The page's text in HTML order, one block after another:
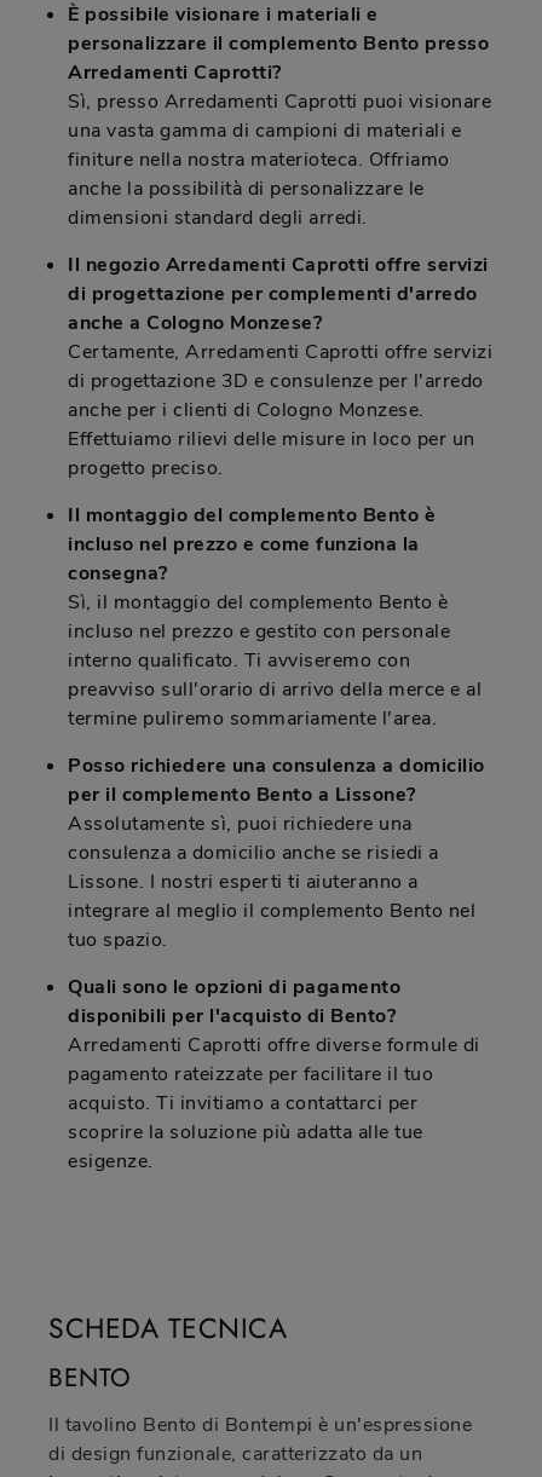
È possibile visionare i materiali e
personalizzare il complemento Bento presso
Arredamenti Caprotti?
Sì, presso Arredamenti Caprotti puoi visionare
una vasta gamma di campioni di materiali e
finiture nella nostra materioteca. Offriamo
anche la possibilità di personalizzare le
dimensioni standard degli arredi.
Il negozio Arredamenti Caprotti offre servizi
di progettazione per complementi d'arredo
anche a Cologno Monzese?
Certamente, Arredamenti Caprotti offre servizi
di progettazione 3D e consulenze per l'arredo
anche per i clienti di Cologno Monzese.
Effettuiamo rilievi delle misure in loco per un
progetto preciso.
Il montaggio del complemento Bento è
incluso nel prezzo e come funziona la
consegna?
Sì, il montaggio del complemento Bento è
incluso nel prezzo e gestito con personale
interno qualificato. Ti avviseremo con
preavviso sull'orario di arrivo della merce e al
termine puliremo sommariamente l'area.
Posso richiedere una consulenza a domicilio
per il complemento Bento a Lissone?
Assolutamente sì, puoi richiedere una
consulenza a domicilio anche se risiedi a
Lissone. I nostri esperti ti aiuteranno a
integrare al meglio il complemento Bento nel
tuo spazio.
Quali sono le opzioni di pagamento
disponibili per l'acquisto di Bento?
Arredamenti Caprotti offre diverse formule di
pagamento rateizzate per facilitare il tuo
acquisto. Ti invitiamo a contattarci per
scoprire la soluzione più adatta alle tue
esigenze.
SCHEDA TECNICA
BENTO
Il tavolino Bento di Bontempi è un'espressione
di design funzionale, caratterizzato da un